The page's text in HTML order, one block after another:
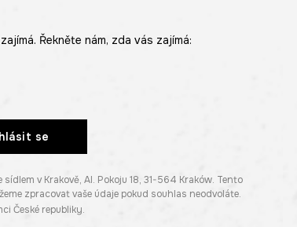
Řekněte nám, zda vás zajímá:
se
v Krakově, Al. Pokoju 18, 31-564 Kraków. Tento
zpracovat vaše údaje pokud souhlas neodvoláte.
České republiky.